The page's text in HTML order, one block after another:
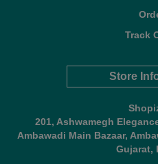
Track
Store
201, Ashwamegh
Ambawadi Main Bazaar,
Gujarat,